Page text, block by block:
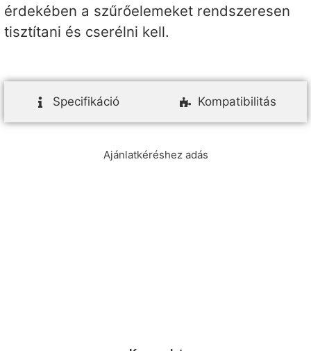
érdekében a szűrőelemeket rendszeresen
tisztítani és cserélni kell.
Specifikáció Kompatibilitás
Ajánlatkéréshez adás